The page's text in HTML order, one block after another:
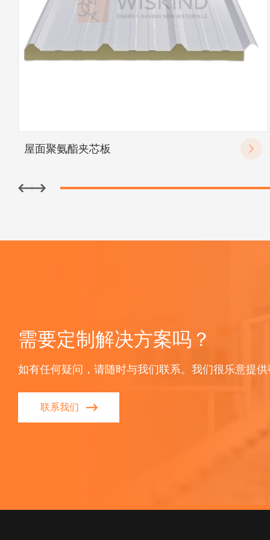
屋面聚氨酯夹芯板
需要定制解决方案吗？
如有任何疑问，请随时与我们联系。我们很乐意提
联系我们